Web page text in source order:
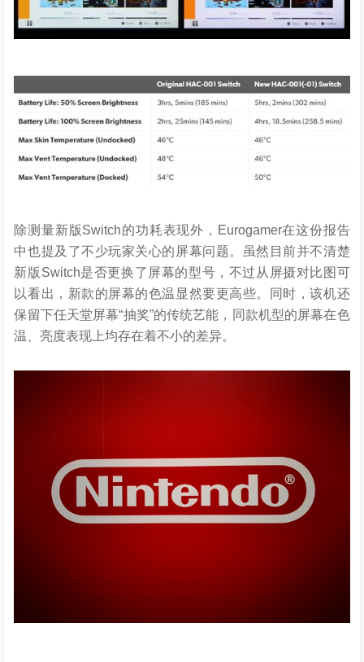
除测量新版Switch的功耗表现外，Eurogamer在这份报告
中也提及了不少玩家关心的屏幕问题。虽然目前并不清楚
新版Switch是否更换了屏幕的型号，不过从屏摄对比图可
以看出，新款的屏幕的色温显然要更高些。同时，该机还
保留下任天堂屏幕“抽奖”的传统艺能，同款机型的屏幕在色
温、亮度表现上均存在着不小的差异。